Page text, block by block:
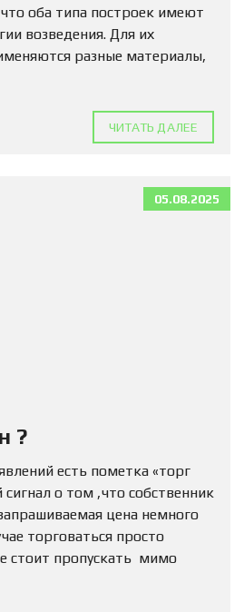
оба типа построек имеют
возведения. Для их
разные материалы,
ЧИТАТЬ ДАЛЕЕ
05.08.2025
?
есть пометка «торг
сигнал о том ,что собственник
цена немного
торговаться просто
стоит пропускать мимо